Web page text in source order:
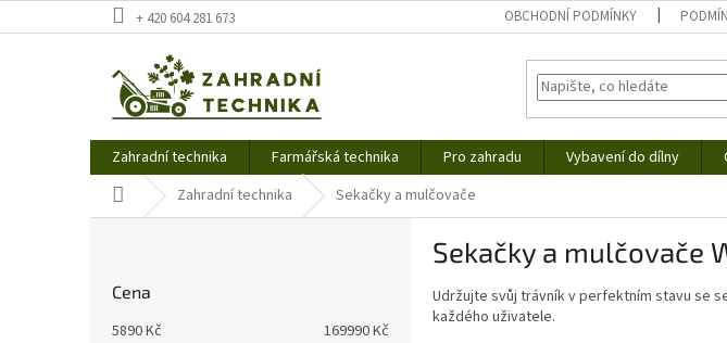
na
+ 420 604 281 673 OBCHODNÍ PODMÍNKY
Zahradní technika Farmářská technika Pro zahradu Vybavení do dílny
Domů Zahradní technika Sekačky a mulčovače
Cena
5890Kč 169990Kč
Sekačky a mulčovače
Udržujte svůj trávník v perfektním stavu se
každého uživatele.